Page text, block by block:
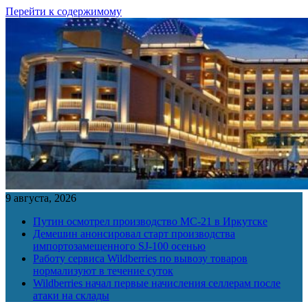
Перейти к содержимому
9 августа, 2026
Путин осмотрел производство МС-21 в Иркутске
Демешин анонсировал старт производства
импортозамещенного SJ-100 осенью
Работу сервиса Wildberries по вывозу товаров
нормализуют в течение суток
Wildberries начал первые начисления селлерам после
атаки на склады